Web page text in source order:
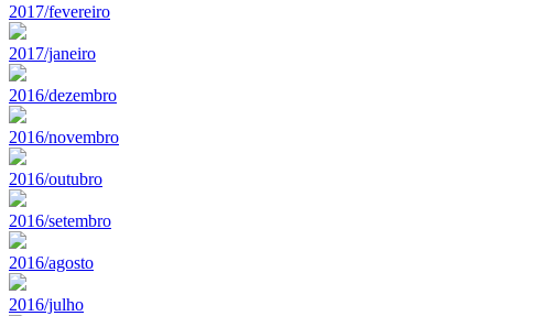
2017/fevereiro
2017/janeiro
2016/dezembro
2016/novembro
2016/outubro
2016/setembro
2016/agosto
2016/julho